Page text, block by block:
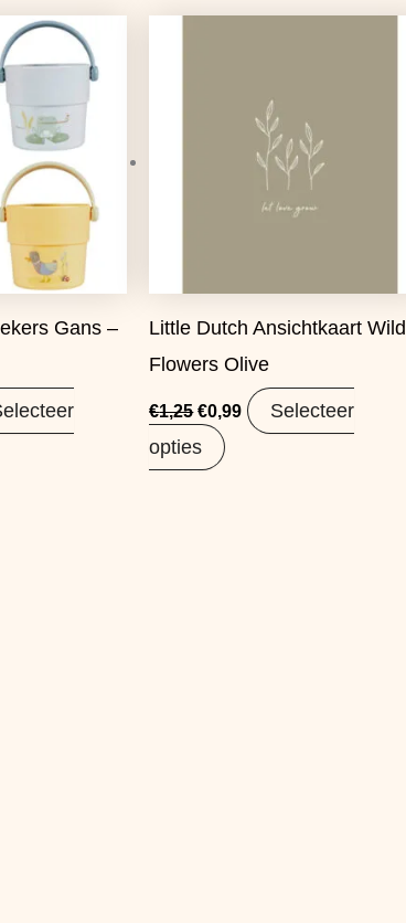
Gans –
Little Dutch Ansichtkaart Wild
Flowers Olive
€1,25 €0,99
Selecteer
opties